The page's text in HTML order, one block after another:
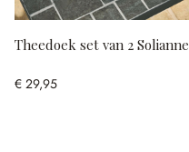
Theedoek set van 2 Solianne
€ 29,95